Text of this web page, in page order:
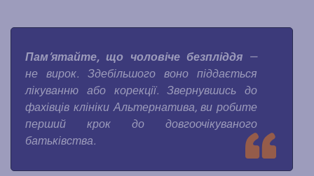
Пам’ятайте, що чоловіче безпліддя—
не вирок. Здебільшого воно піддається
лікуванню або корекції. Звернувшись до
фахівців клініки Альтернатива, ви робите
перший крок до довгоочікуваного
батьківства.